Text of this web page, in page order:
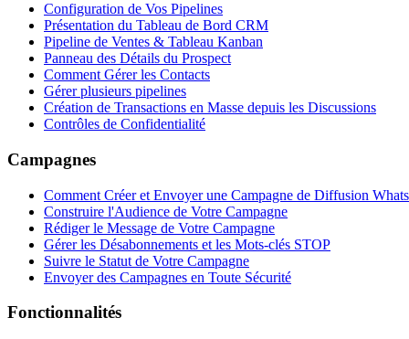
Configuration de Vos Pipelines
Présentation du Tableau de Bord CRM
Pipeline de Ventes & Tableau Kanban
Panneau des Détails du Prospect
Comment Gérer les Contacts
Gérer plusieurs pipelines
Création de Transactions en Masse depuis les Discussions
Contrôles de Confidentialité
Campagnes
Comment Créer et Envoyer une Campagne de Diffusion
Construire l'Audience de Votre Campagne
Rédiger le Message de Votre Campagne
Gérer les Désabonnements et les Mots-clés STOP
Suivre le Statut de Votre Campagne
Envoyer des Campagnes en Toute Sécurité
Fonctionnalités